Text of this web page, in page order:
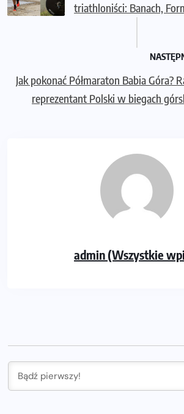
triathloniści: Banach,
Jak pokonać Półmaraton Babia Góra?
reprezentant Polski w biegach
admin (Wszystkie